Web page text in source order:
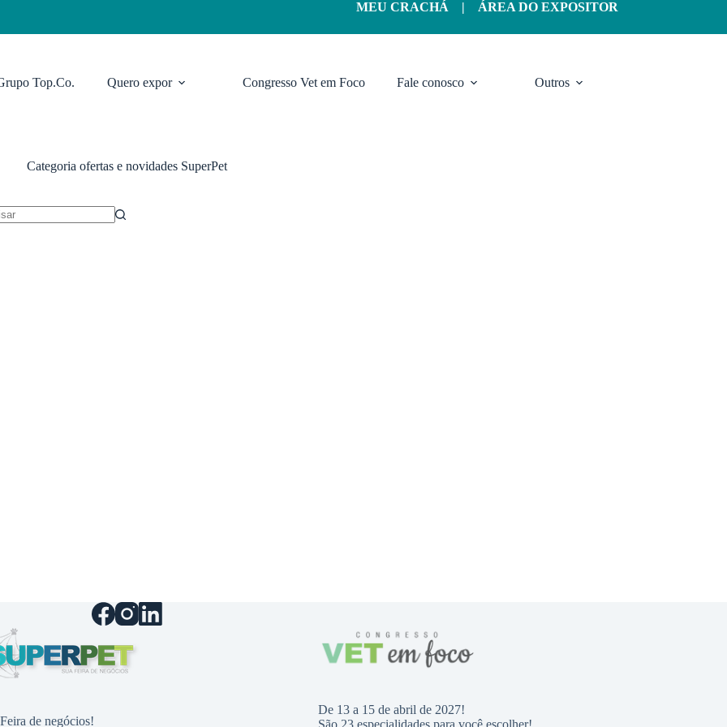
MEU CRACHÁ | ÁREA DO EXPOSITOR
Top.Co. Quero expor Congresso Vet em Foco Fale conosco Outros
Categoria ofertas e novidades SuperPet
de negócios!
De 13 a 15 de abril de 2027!